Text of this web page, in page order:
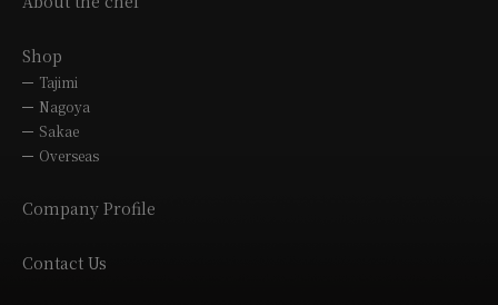
Shop
Tajimi
Nagoya
Sakae
Overseas
Company Profile
Contact Us